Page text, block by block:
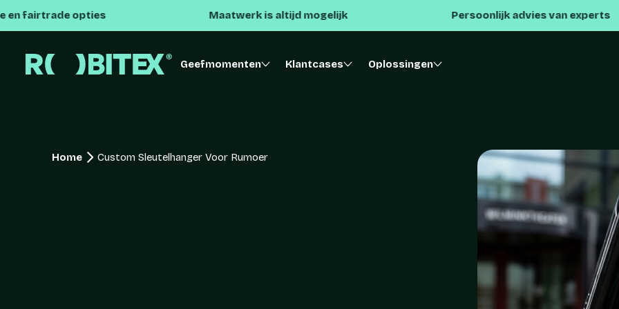
Maatwerk is altijd mogelijk Persoonlijk advies van experts
Geefmomenten Klantcases Oplossingen
Home Custom Sleutelhanger Voor Rumoer